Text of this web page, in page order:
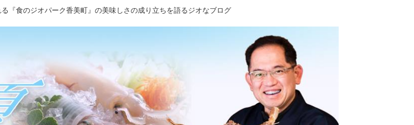
『食のジオパーク香美町』の美味しさの成り立ちを語るジオなブログ